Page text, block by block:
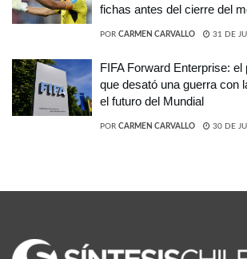
fichas antes del cierre del
POR CARMEN CARVALLO 31 DE
FIFA Forward Enterprise: el
que desató una guerra con
el futuro del Mundial
POR CARMEN CARVALLO 30 DE